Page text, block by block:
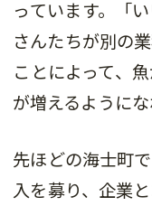
っています。「
さんたちが別の
ことによって、
が増えるように
先ほどの海士町
入を募り、企業